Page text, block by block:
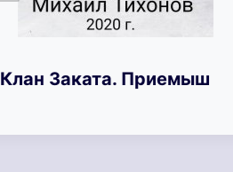
Клан Заката. Приемыш